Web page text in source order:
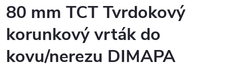
80 mm TCT Tvrdokový
korunkový vrták do
kovu/nerezu DIMAPA